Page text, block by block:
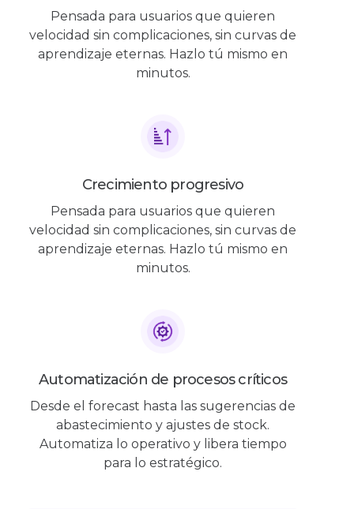
Pensada para usuarios que quieren
velocidad sin complicaciones, sin curvas de
aprendizaje eternas. Hazlo tú mismo en
minutos.
Crecimiento progresivo
Pensada para usuarios que quieren
velocidad sin complicaciones, sin curvas de
aprendizaje eternas. Hazlo tú mismo en
minutos.
Automatización de procesos críticos
Desde el forecast hasta las sugerencias de
abastecimiento y ajustes de stock.
Automatiza lo operativo y libera tiempo
para lo estratégico.